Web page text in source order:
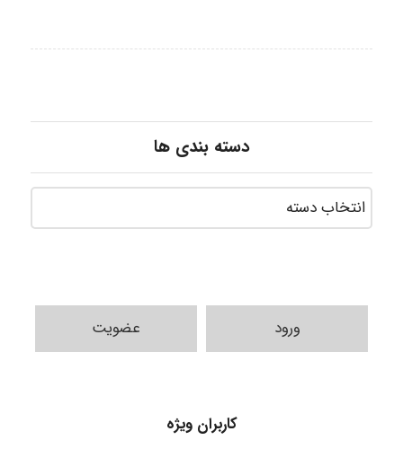
دسته بندی ها
ورود عضویت
کاربران ویژه